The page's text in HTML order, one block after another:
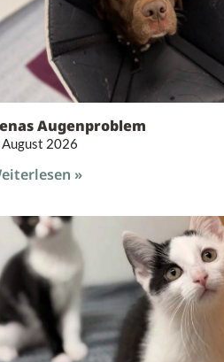
Augenproblem
August 2026
»